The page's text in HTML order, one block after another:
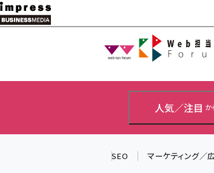
メ
イ
人気／注目 か
SEO マーケティング／